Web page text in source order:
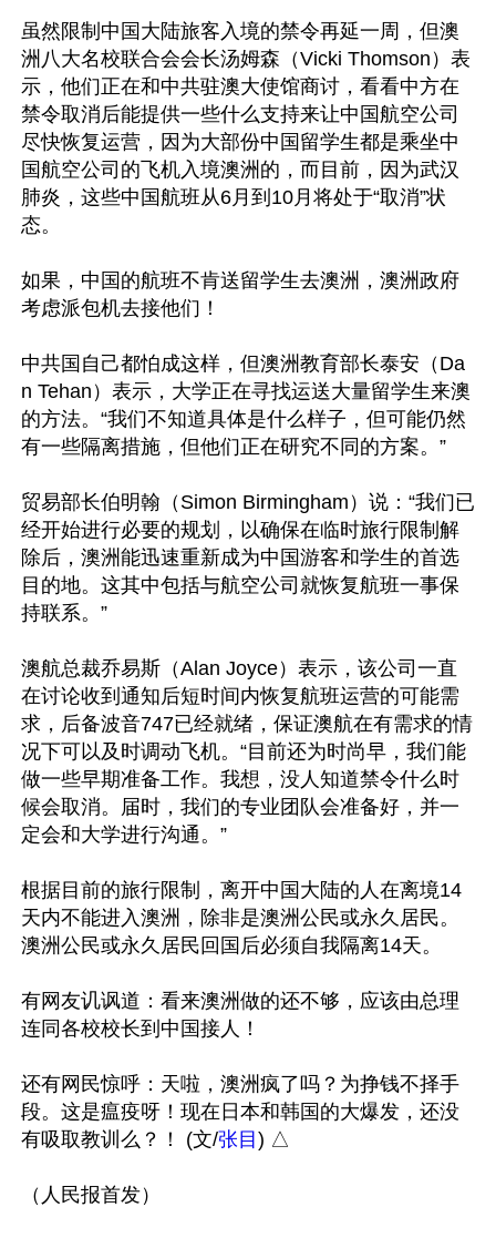
虽然限制中国大陆旅客入境的禁令再延一周，但澳
洲八大名校联合会会长汤姆森（Vicki Thomson）表
示，他们正在和中共驻澳大使馆商讨，看看中方在
禁令取消后能提供一些什么支持来让中国航空公司
尽快恢复运营，因为大部份中国留学生都是乘坐中
国航空公司的飞机入境澳洲的，而目前，因为武汉
肺炎，这些中国航班从6月到10月将处于“取消”状
态。
如果，中国的航班不肯送留学生去澳洲，澳洲政府
考虑派包机去接他们！
中共国自己都怕成这样，但澳洲教育部长泰安（Da
n Tehan）表示，大学正在寻找运送大量留学生来澳
的方法。“我们不知道具体是什么样子，但可能仍然
有一些隔离措施，但他们正在研究不同的方案。”
贸易部长伯明翰（Simon Birmingham）说：“我们已
经开始进行必要的规划，以确保在临时旅行限制解
除后，澳洲能迅速重新成为中国游客和学生的首选
目的地。这其中包括与航空公司就恢复航班一事保
持联系。”
澳航总裁乔易斯（Alan Joyce）表示，该公司一直
在讨论收到通知后短时间内恢复航班运营的可能需
求，后备波音747已经就绪，保证澳航在有需求的情
况下可以及时调动飞机。“目前还为时尚早，我们能
做一些早期准备工作。我想，没人知道禁令什么时
候会取消。届时，我们的专业团队会准备好，并一
定会和大学进行沟通。”
根据目前的旅行限制，离开中国大陆的人在离境14
天内不能进入澳洲，除非是澳洲公民或永久居民。
澳洲公民或永久居民回国后必须自我隔离14天。
有网友讥讽道：看来澳洲做的还不够，应该由总理
连同各校校长到中国接人！
还有网民惊呼：天啦，澳洲疯了吗？为挣钱不择手
段。这是瘟疫呀！现在日本和韩国的大爆发，还没
有吸取教训么？！ (文/张目) △